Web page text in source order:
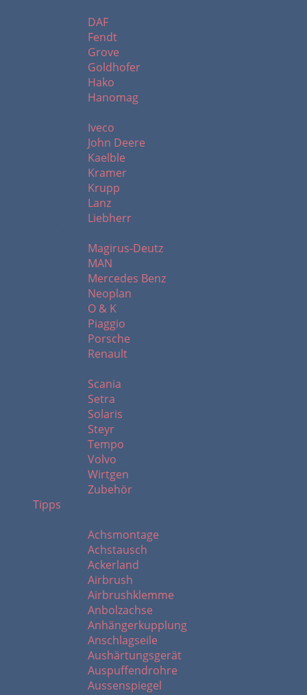
DAF
Fendt
Grove
Goldhofer
Hako
Hanomag
Iveco
John Deere
Kaelble
Kramer
Krupp
Lanz
Liebherr
Magirus-Deutz
MAN
Mercedes Benz
Neoplan
O & K
Piaggio
Porsche
Renault
Scania
Setra
Solaris
Steyr
Tempo
Volvo
Wirtgen
Zubehör
Tipps
Achsmontage
Achstausch
Ackerland
Airbrush
Airbrushklemme
Anbolzachse
Anhängerkupplung
Anschlagseile
Aushärtungsgerät
Auspuffendrohre
Aussenspiegel